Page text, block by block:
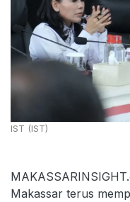
IST (IST)
Makassar terus